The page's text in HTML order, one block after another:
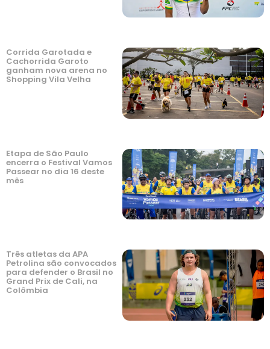
Corrida Garotada e
Cachorrida Garoto
ganham nova arena no
Shopping Vila Velha
Etapa de São Paulo
encerra o Festival Vamos
Passear no dia 16 deste
mês
Três atletas da APA
Petrolina são convocados
para defender o Brasil no
Grand Prix de Cali, na
Colômbia